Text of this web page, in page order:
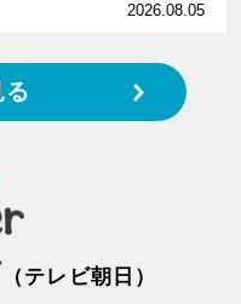
2026.08.05
る
（テレビ朝日）